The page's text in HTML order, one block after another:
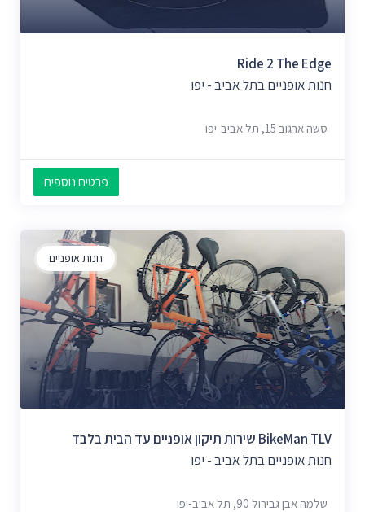
Ride 2 The Edge
חנות אופניים בתל אביב - יפו
סשה ארגוב 15, תל אביב-יפו
פרטים נוספים
חנות אופניים
BikeMan TLV שירות תיקון אופניים עד הבית בלבד
חנות אופניים בתל אביב - יפו
שלמה אבן גבירול 90, תל אביב-יפו